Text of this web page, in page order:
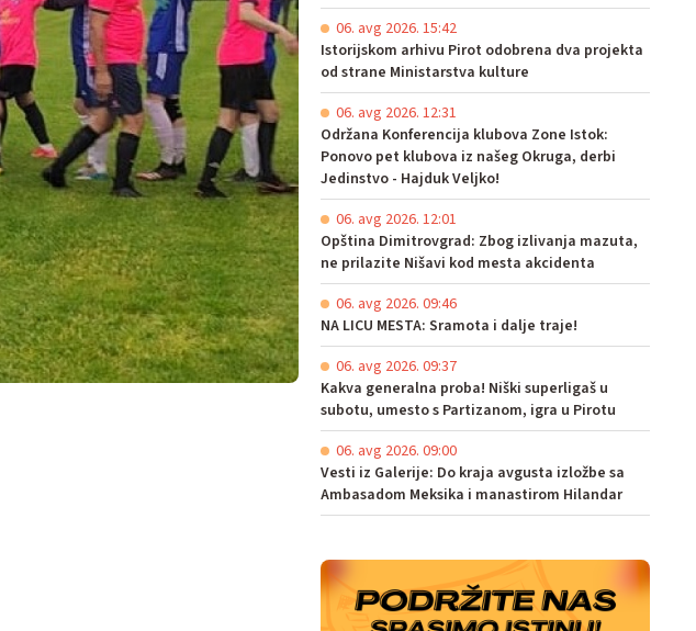
06. avg 2026. 15:42
Istorijskom arhivu Pirot odobrena dva projekta
od strane Ministarstva kulture
06. avg 2026. 12:31
Održana Konferencija klubova Zone Istok:
Ponovo pet klubova iz našeg Okruga, derbi
Jedinstvo - Hajduk Veljko!
06. avg 2026. 12:01
Opština Dimitrovgrad: Zbog izlivanja mazuta,
ne prilazite Nišavi kod mesta akcidenta
06. avg 2026. 09:46
NA LICU MESTA: Sramota i dalje traje!
06. avg 2026. 09:37
Kakva generalna proba! Niški superligaš u
subotu, umesto s Partizanom, igra u Pirotu
06. avg 2026. 09:00
Vesti iz Galerije: Do kraja avgusta izložbe sa
Ambasadom Meksika i manastirom Hilandar